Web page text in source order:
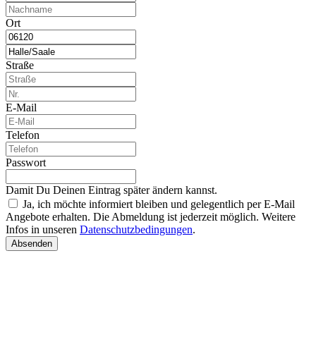
Ort
Straße
E-Mail
Telefon
Passwort
Damit Du Deinen Eintrag später ändern kannst.
Ja, ich möchte informiert bleiben und gelegentlich per E-Mail
Angebote erhalten. Die Abmeldung ist jederzeit möglich. Weitere
Infos in unseren Datenschutzbedingungen.
Absenden